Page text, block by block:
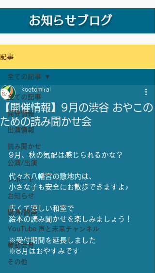
お知らせブログ
記事
全ての記事
開催情報
出演情報
読み聞かせ
公演/出演
レポート
お知らせ
講演/講座
YouTube 声と未来チャンネル
賛助会員
その他
全ての記事
【開催情報】9月の渋谷 おやこの
ための読み聞かせ会
koetomirai
9月、秋の気配は感じられるかな？
代々木八幡宮の敷地内は、
小さな子も安全にお散歩できますよ♪
広くて涼しい和室で
絵本の読み聞かせを楽しみましょう！
※受付期間を延長しました
※8月はおやすみです